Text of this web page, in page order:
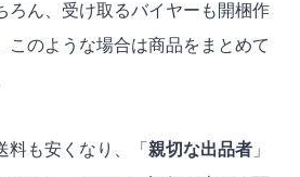
ろん、受け取るバイヤーも開梱作
このような場合は商品をまとめて
料も安くなり、「 親切な出品者 」